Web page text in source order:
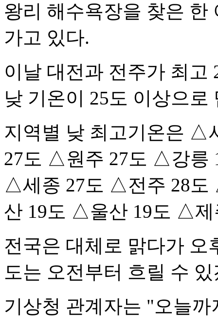
왕리 해수욕장을 찾은 한
가고 있다.
이날 대전과 전주가 최고
낮 기온이 25도 이상으로
지역별 낮 최고기온은
27도 △원주 27도 △강릉
△세종 27도 △전주 28
산 19도 △울산 19도 △제
전국은 대체로 맑다가 오
도는 오전부터 흐릴 수
기상청 관계자는 "오늘